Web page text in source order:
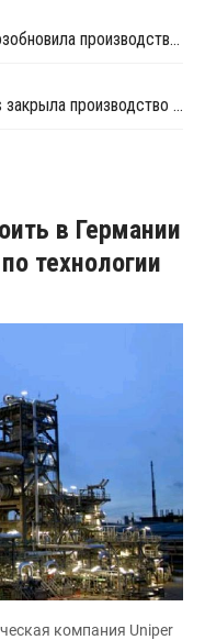
Компания Tamilnadu Petroproducts возобновила производство окиси пропилена
Deepak Fertilisers and Petrochemicals закрыла производство изопропилового спирта из-за перебоев в поставках пропилена
в Германии
технологии
компания Uniper